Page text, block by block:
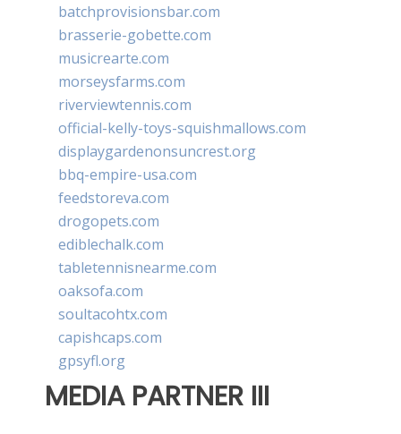
batchprovisionsbar.com
brasserie-gobette.com
musicrearte.com
morseysfarms.com
riverviewtennis.com
official-kelly-toys-squishmallows.com
displaygardenonsuncrest.org
bbq-empire-usa.com
feedstoreva.com
drogopets.com
ediblechalk.com
tabletennisnearme.com
oaksofa.com
soultacohtx.com
capishcaps.com
gpsyfl.org
MEDIA PARTNER III